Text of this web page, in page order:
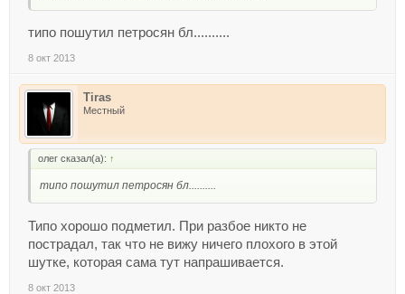
типо пошутил петросян бл..........
8 окт 2013
Tiras
Местный
олег сказал(а): ↑
типо пошутил петросян бл..........
Типо хорошо подметил. При разбое никто не
пострадал, так что не вижу ничего плохого в этой
шутке, которая сама тут напрашивается.
8 окт 2013